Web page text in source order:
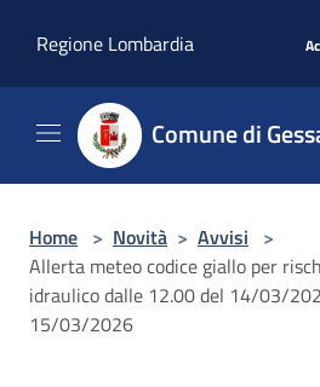
Regione Lombardia
Comune di
Home > Novità > Avvisi >
Allerta meteo codice giallo per
idraulico dalle 12.00 del 14/03/
15/03/2026